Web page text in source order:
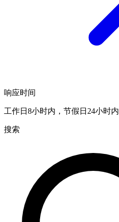
响应时间
工作日8小时内，节假日24小时内
搜索